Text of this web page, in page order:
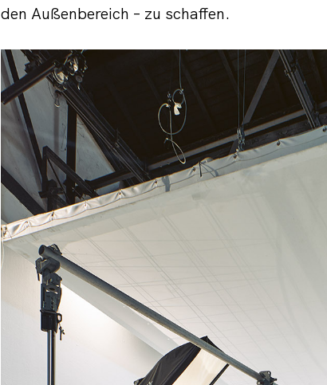
den Außenbereich – zu schaffen.